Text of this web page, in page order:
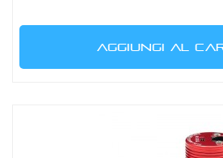
AGGIUNGI AL